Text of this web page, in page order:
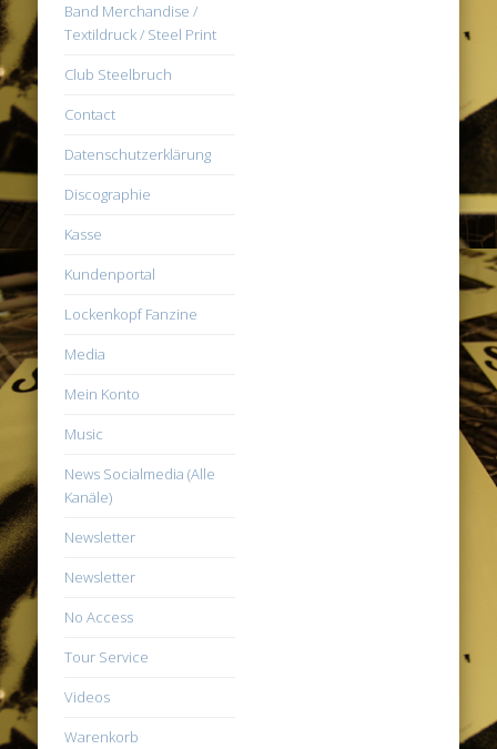
Band Merchandise /
Textildruck / Steel Print
Club Steelbruch
Contact
Datenschutzerklärung
Discographie
Kasse
Kundenportal
Lockenkopf Fanzine
Media
Mein Konto
Music
News Socialmedia (Alle
Kanäle)
Newsletter
Newsletter
No Access
Tour Service
Videos
Warenkorb